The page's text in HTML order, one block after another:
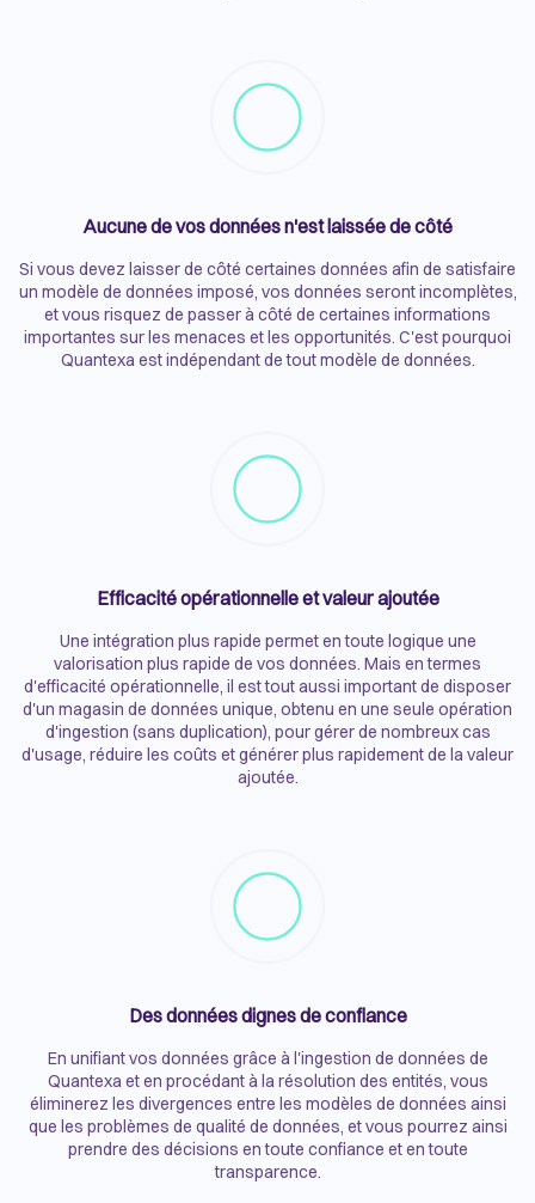
Aucune de vos données n'est laissée de côté
Si vous devez laisser de côté certaines données afin de satisfaire
un modèle de données imposé, vos données seront incomplètes,
et vous risquez de passer à côté de certaines informations
importantes sur les menaces et les opportunités. C'est pourquoi
Quantexa est indépendant de tout modèle de données.
Efficacité opérationnelle et valeur ajoutée
Une intégration plus rapide permet en toute logique une
valorisation plus rapide de vos données. Mais en termes
d'efficacité opérationnelle, il est tout aussi important de disposer
d'un magasin de données unique, obtenu en une seule opération
d'ingestion (sans duplication), pour gérer de nombreux cas
d'usage, réduire les coûts et générer plus rapidement de la valeur
ajoutée.
Des données dignes de confiance
En unifiant vos données grâce à l'ingestion de données de
Quantexa et en procédant à la résolution des entités, vous
éliminerez les divergences entre les modèles de données ainsi
que les problèmes de qualité de données, et vous pourrez ainsi
prendre des décisions en toute confiance et en toute
transparence.